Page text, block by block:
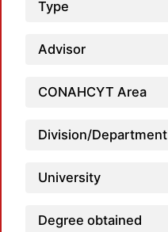
Type
Advisor
CONAHCYT Area
Division/Department
University
Degree obtained